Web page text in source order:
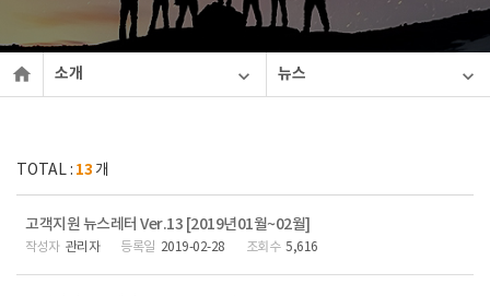
 소개  뉴스 
TOTAL : 13 개
고객지원 뉴스레터 Ver.13 [2019년01월~02월]
관리자 2019-02-28 5,616